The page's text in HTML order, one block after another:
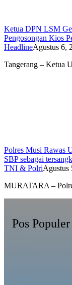
Ketua DPN LSM
Pengosongan Kios
HeadlineAgustus 6,
Tangerang – Ketua
Polres Musi Rawas
SBP sebagai
TNI & PolriAgustus
MURATARA –
Pos Populer